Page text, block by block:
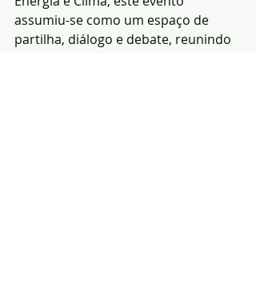
assumiu-se como um espaço de
partilha, diálogo e debate, reunindo